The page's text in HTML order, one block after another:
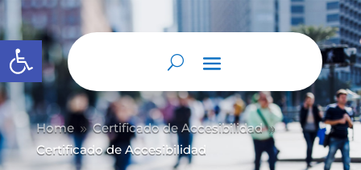
Abrir barra de herramientas
Home 9 Certificado de Accesibilidad 9
Certificado de Accesibilidad